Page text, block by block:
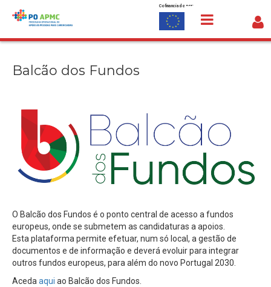
Saltar para o conteúdo
Cofinanciado por:
Balcão dos Fundos
O Balcão dos Fundos é o ponto central de acesso a fundos
europeus, onde se submetem as candidaturas a apoios.
Esta plataforma permite efetuar, num só local, a gestão de
documentos e de informação e deverá evoluir para integrar
outros fundos europeus, para além do novo Portugal 2030.
Aceda aqui ao Balcão dos Fundos.